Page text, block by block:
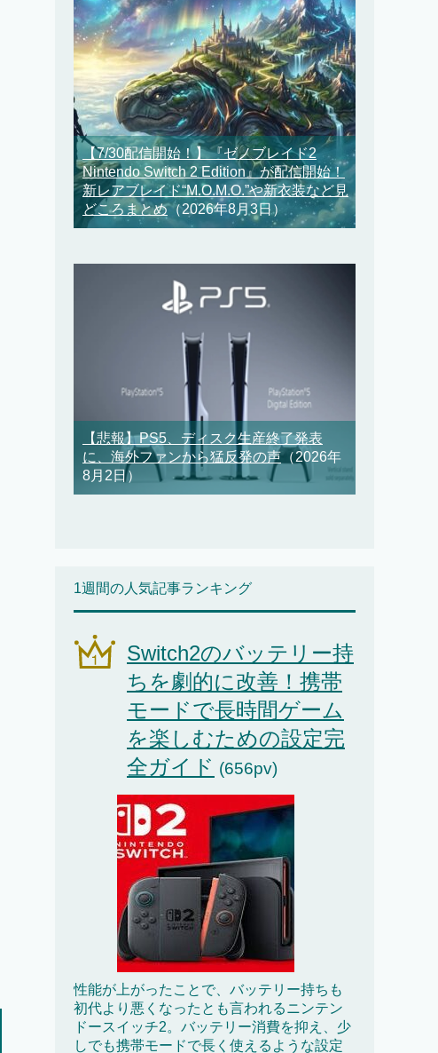
【7/30配信開始！】『ゼノブレイド2
Nintendo Switch 2 Edition』が配信開始！
新レアブレイド“M.O.M.O.”や新衣装など見
どころまとめ（2026年8月3日）
【悲報】PS5、ディスク生産終了発表
に、海外ファンから猛反発の声（2026年
8月2日）
1週間の人気記事ランキング
Switch2のバッテリー持
ちを劇的に改善！携帯
モードで長時間ゲーム
を楽しむための設定完
全ガイド (656pv)
性能が上がったことで、バッテリー持ちも
初代より悪くなったとも言われるニンテン
ドースイッチ2。バッテリー消費を抑え、少
しでも携帯モードで長く使えるような設定